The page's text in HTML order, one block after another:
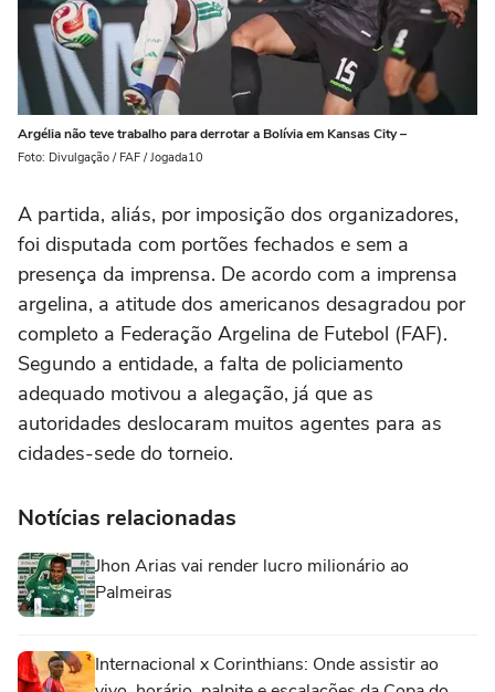
Argélia não teve trabalho para derrotar a Bolívia em Kansas City –
Foto: Divulgação / FAF / Jogada10
A partida, aliás, por imposição dos organizadores,
foi disputada com portões fechados e sem a
presença da imprensa. De acordo com a imprensa
argelina, a atitude dos americanos desagradou por
completo a Federação Argelina de Futebol (FAF).
Segundo a entidade, a falta de policiamento
adequado motivou a alegação, já que as
autoridades deslocaram muitos agentes para as
cidades-sede do torneio.
Notícias relacionadas
Jhon Arias vai render lucro milionário ao
Palmeiras
Internacional x Corinthians: Onde assistir ao